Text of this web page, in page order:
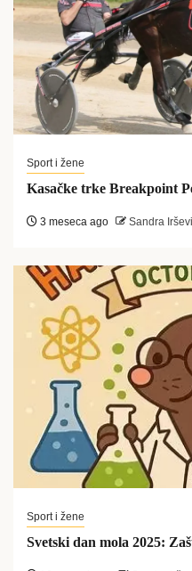
Sport i žene
Kasačke trke Breakpoint
3 meseca ago Sandra
Sport i žene
Svetski dan mola 2025: